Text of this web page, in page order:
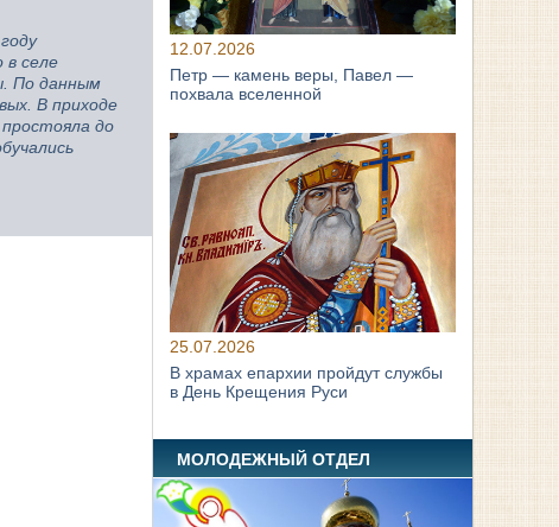
в селе
По данным
В приходе
до
12.07.2026
Петр — камень веры, Павел —
похвала вселенной
25.07.2026
В храмах епархии пройдут службы
в День Крещения Руси
МОЛОДЕЖНЫЙ ОТДЕЛ